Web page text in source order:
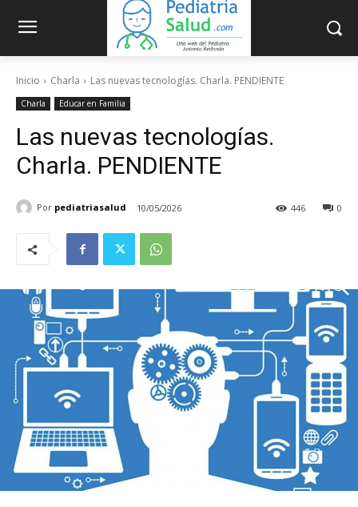
Inicio Charla Las nuevas tecnologías. Charla. PENDIENTE
Charla Educar en Familia
Las nuevas tecnologías.
Charla. PENDIENTE
Por pediatriasalud 10/05/2026 0
446